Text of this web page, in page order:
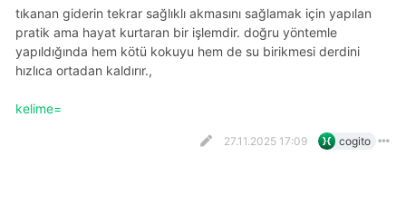
tıkanan giderin tekrar sağlıklı akmasını sağlamak için yapılan
pratik ama hayat kurtaran bir işlemdir. doğru yöntemle
yapıldığında hem kötü kokuyu hem de su birikmesi derdini
hızlıca ortadan kaldırır.,
kelime=
27.11.2025 17:09 cogito